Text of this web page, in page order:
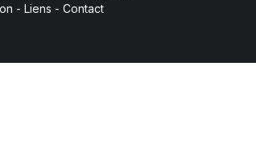
- Liens - Contact